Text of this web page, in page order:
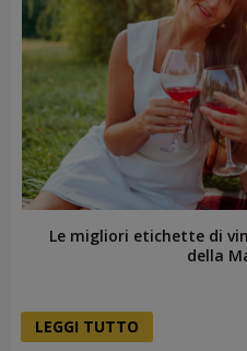
Le migliori etichette di
della
LEGGI TUTTO